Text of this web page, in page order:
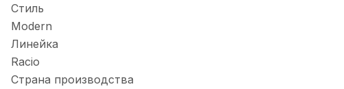
Стиль
Modern
Линейка
Racio
Страна производства